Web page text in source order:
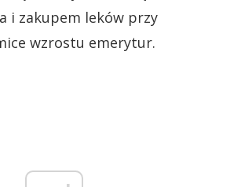
i zakupem leków przy
wzrostu emerytur.